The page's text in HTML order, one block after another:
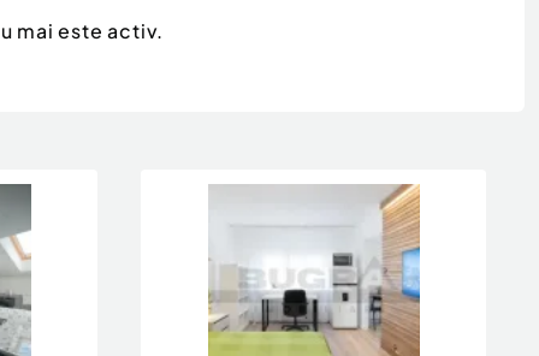
mai este activ.